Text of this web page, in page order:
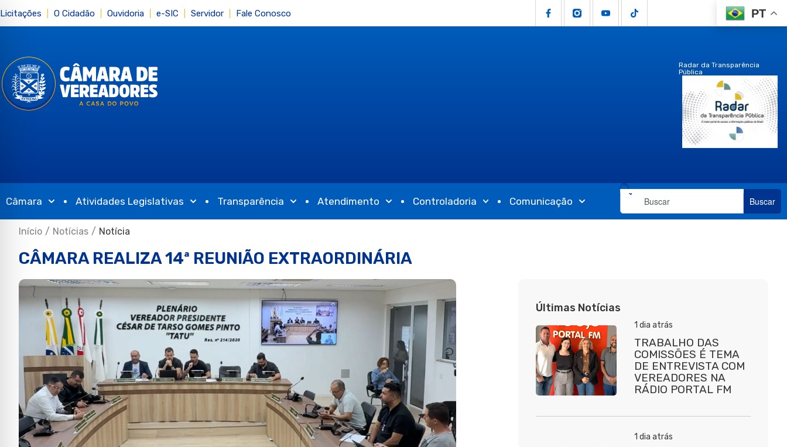
Licitações O Cidadão Ouvidoria e-SIC Servidor Fale Conosco PT
Radar da Transparência
Pública
Câmara Atividades Legislativas Transparência Atendimento Controladoria Comunicação Buscar
Início / Notícias / Notícia
CÂMARA REALIZA 14ª REUNIÃO EXTRAORDINÁRIA
Últimas Notícias
1 dia atrás
TRABALHO DAS
COMISSÕES É TEMA
DE ENTREVISTA COM
VEREADORES NA
RÁDIO PORTAL FM
1 dia atrás